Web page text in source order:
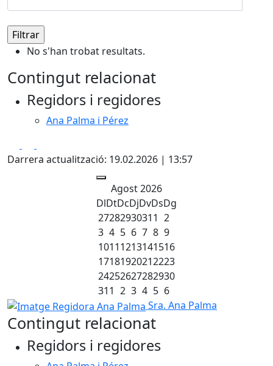
No s'han trobat resultats.
Contingut relacionat
Regidors i regidores
Ana Palma i Pérez
Darrera actualització: 19.02.2026 | 13:57
Agost 2026
DlDtDcDjDvDsDg
27282930311 2
3 4 5 6 7 8 9
10111213141516
17181920212223
24252627282930
311 2 3 4 5 6
Imatge Regidora Ana Palma
Sra. Ana Palma
Contingut relacionat
Regidors i regidores